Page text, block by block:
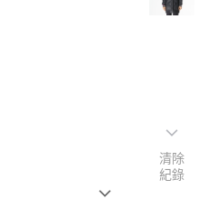
清除
紀錄